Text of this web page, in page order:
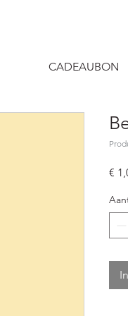
CADEAUBON
€